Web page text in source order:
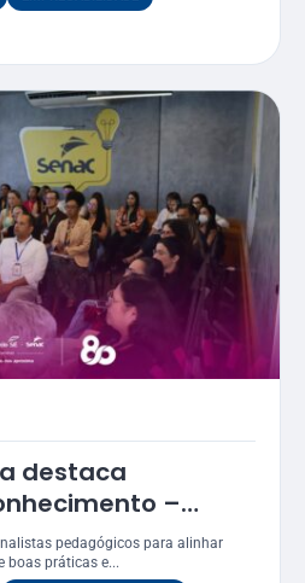
destaca
–
estratégia
pedagógicos para alinhar
boas práticas e...